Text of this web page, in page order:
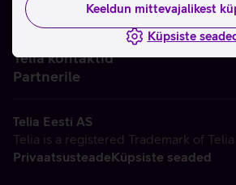
Keeldun mittevajalikest
Küpsiste
Telia kontaktid
Partnerile
Telia Eesti AS
Telia is a registered Trademark of
PrivaatsusteadeKüpsiste seaded